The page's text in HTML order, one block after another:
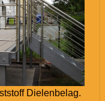
Dielenbelag.